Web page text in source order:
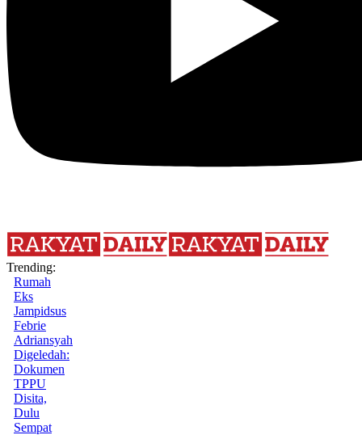
Trending:
Rumah
Eks
Jampidsus
Febrie
Adriansyah
Digeledah:
Dokumen
TPPU
Disita,
Dulu
Sempat